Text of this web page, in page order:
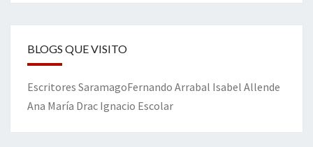
BLOGS QUE VISITO
Escritores SaramagoFernando Arrabal Isabel Allende
Ana María Drac Ignacio Escolar